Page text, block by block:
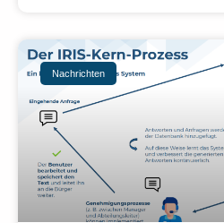
Nachrichten